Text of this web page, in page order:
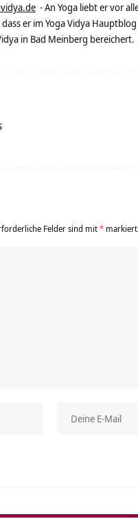
- An Yoga liebt er vor
er im Yoga Vidya
in Bad Meinberg bereichert.
Felder sind mit*